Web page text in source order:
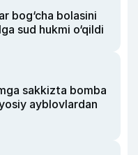
bog‘cha bolasini
sud hukmi o‘qildi
sakkizta bomba
ayblovlardan